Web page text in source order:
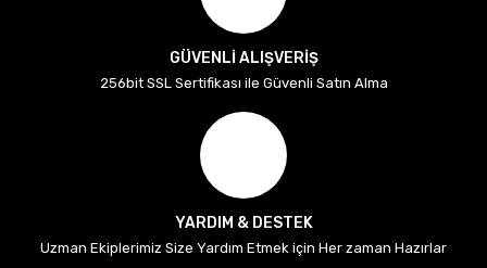
GÜVENLİ ALIŞVERİŞ
256bit SSL Sertifikası ile Güvenli Satın Alma
YARDIM & DESTEK
Uzman Ekiplerimiz Size Yardım Etmek için Her zaman Hazırlar